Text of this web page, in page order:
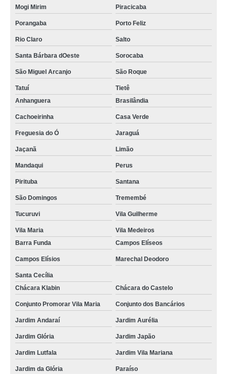
Mogi Mirim Piracicaba
Porangaba Porto Feliz
Rio Claro Salto
Santa Bárbara dOeste Sorocaba
São Miguel Arcanjo São Roque
Tatuí
Tietê
Anhanguera
Brasilândia
Cachoeirinha Casa Verde
Freguesia do Ó Jaraguá
Jaçanã Limão
Mandaqui Perus
Pirituba Santana
São Domingos Tremembé
Tucuruvi Vila Guilherme
Vila Maria
Vila Medeiros
Barra Funda
Campos Elíseos
Campos Elísios Marechal Deodoro
Santa Cecília
Chácara Klabin
Chácara do Castelo
Conjunto Promorar Vila Maria Conjunto dos Bancários
Jardim Andaraí Jardim Aurélia
Jardim Glória Jardim Japão
Jardim Lutfala Jardim Vila Mariana
Jardim da Glória Paraíso